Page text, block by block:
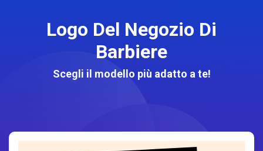
Logo Del Negozio Di
Barbiere
Scegli il modello più adatto a te!